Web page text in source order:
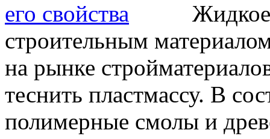
Жидкое
строительным
на рынке
теснить пластмассу. В
полимерные смолы и